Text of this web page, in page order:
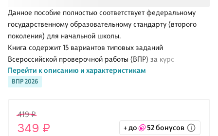
ВПР 2026
Данное пособие полностью соответствует федеральному
государственному образовательному стандарту (второго
поколения) для начальной школы.
Книга содержит 15 вариантов типовых заданий
Всероссийской проверочной работы (ВПР) за курс
начальной школы. Ответы к заданиям являются
материалами для учителя и могут быть легко изъяты, что
школы, учителям и методистам, использующим типовые
задания для подготовки к Всероссийской проверочной
Перейти к описанию и характеристикам
419 ₽
349 ₽ + до 52 бонусов